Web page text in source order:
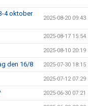
4 oktober
2025-08-20 09:43
2025-08-17 15:54
2025-08-10 20:19
den 16/8 2025-07-30 18:15
2025-07-12 07:29
2025-06-30 07:21